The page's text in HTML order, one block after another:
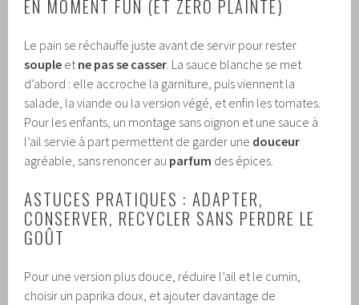
EN MOMENT FUN (ET ZÉRO PLAINTE)
Le pain se réchauffe juste avant de servir pour rester
souple etne pas se casser. La sauce blanche se met
d’abord : elle accroche la garniture, puis viennent la
salade, la viande ou la version végé, et enfin les tomates.
Pour les enfants, un montage sans oignon et une sauce à
l’ail servie à part permettent de garder une douceur
agréable, sans renoncer au parfum des épices.
ASTUCES PRATIQUES : ADAPTER,
CONSERVER, RECYCLER SANS PERDRE LE
GOÛT
Pour une version plus douce, réduire l’ail et le cumin,
choisir un paprika doux, et ajouter davantage de